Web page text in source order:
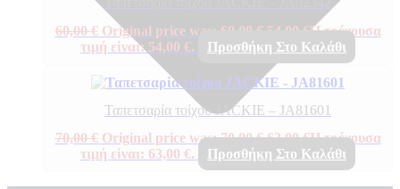
60,00€ Original price was: 60,00 €. 54,00 €Η τρέχουσα
τιμή είναι: 54,00 €.
Προσθήκη Στο Καλάθι
Ταπετσαρία τοίχου JACKIE – JA81601
70,00€ Original price was: 70,00 €.63,00€Η τρέχουσα
τιμή είναι: 63,00 €.
Προσθήκη Στο Καλάθι